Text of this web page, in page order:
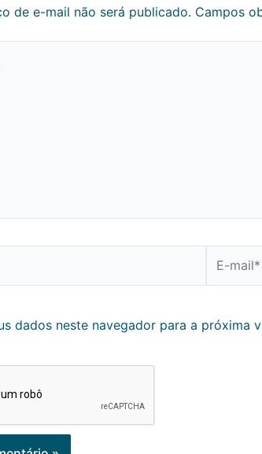
de e-mail não será publicado. Campos
mail*
dados neste navegador para a próxima